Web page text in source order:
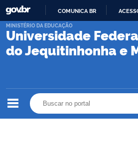
PARA
COMUNICA BR
Universidade
do Jequitinhonha e
MINISTÉRIO DA EDUCAÇÃO